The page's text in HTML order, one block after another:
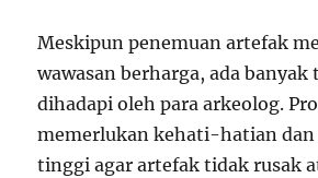
Meskipun penemuan artefak
wawasan berharga, ada
dihadapi oleh para arkeolog.
memerlukan kehati-hatian dan
tinggi agar artefak tidak rusak